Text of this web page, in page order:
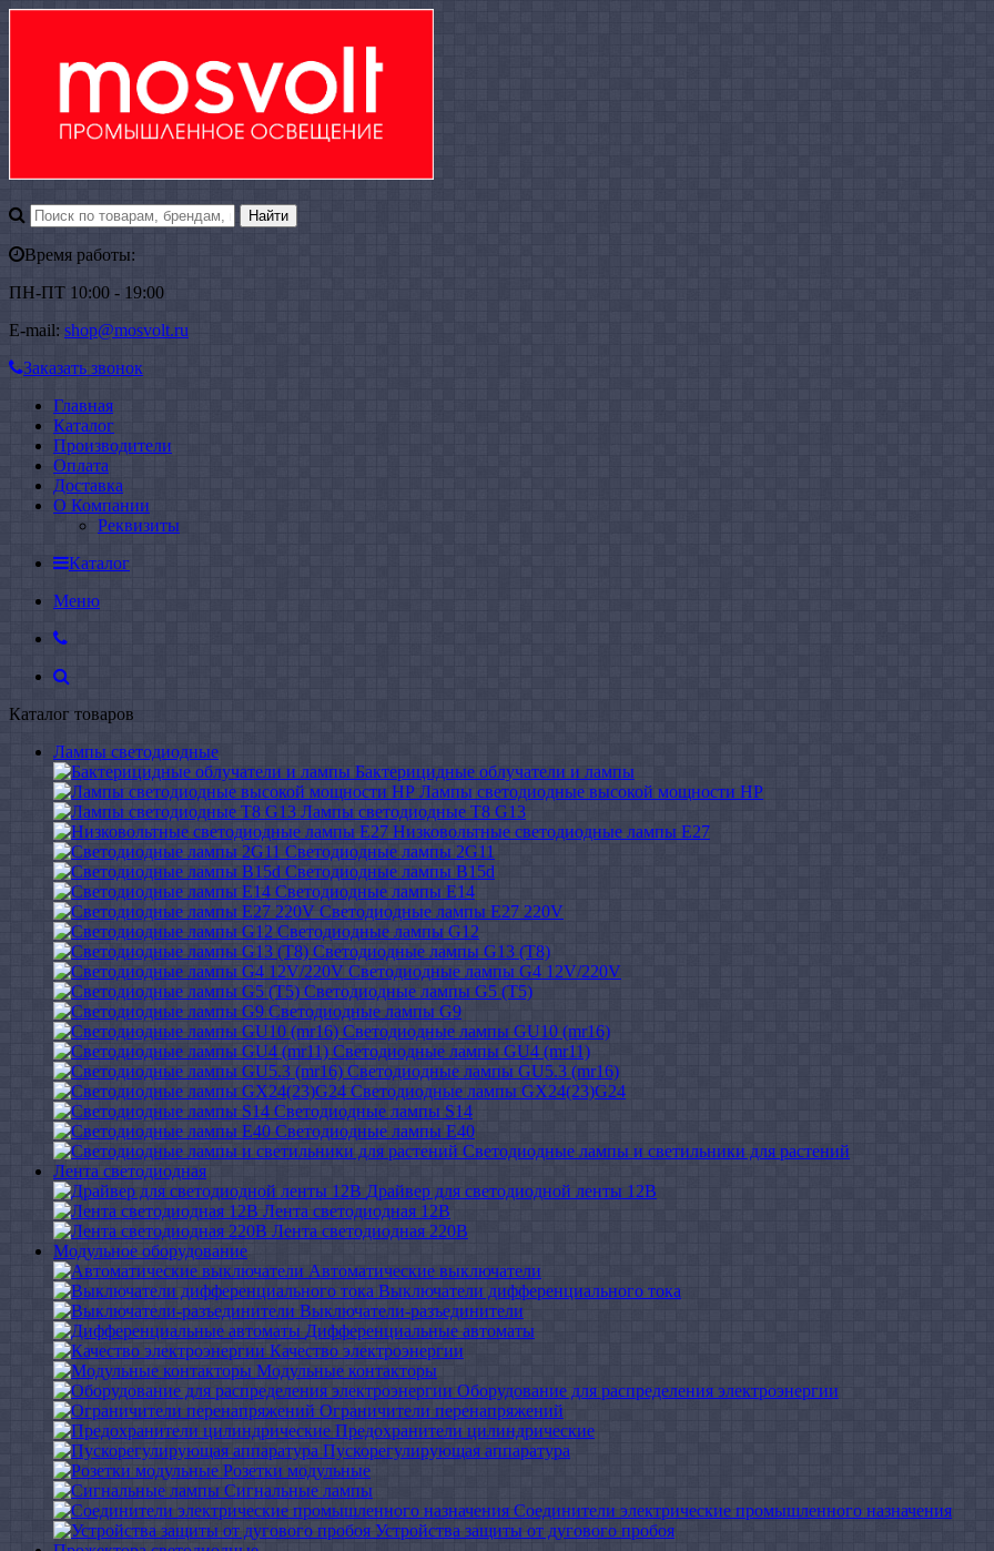
Время работы:
ПН-ПТ 10:00 - 19:00
E-mail: shop@mosvolt.ru
Заказать звонок
Главная
Каталог
Производители
Оплата
Доставка
О Компании
Реквизиты
Каталог
Меню
Каталог товаров
Лампы светодиодные
Бактерицидные облучатели и лампы
Лампы светодиодные высокой мощности HP
Лампы светодиодные Т8 G13
Низковольтные светодиодные лампы E27
Светодиодные лампы 2G11
Светодиодные лампы B15d
Светодиодные лампы E14
Светодиодные лампы E27 220V
Светодиодные лампы G12
Светодиодные лампы G13 (T8)
Светодиодные лампы G4 12V/220V
Светодиодные лампы G5 (T5)
Светодиодные лампы G9
Светодиодные лампы GU10 (mr16)
Светодиодные лампы GU4 (mr11)
Светодиодные лампы GU5.3 (mr16)
Светодиодные лампы GX24(23)G24
Светодиодные лампы S14
Светодиодные лампы Е40
Светодиодные лампы и светильники для растений
Лента светодиодная
Драйвер для светодиодной ленты 12В
Лента светодиодная 12В
Лента светодиодная 220В
Модульное оборудование
Автоматические выключатели
Выключатели дифференциального тока
Выключатели-разъединители
Дифференциальные автоматы
Качество электроэнергии
Модульные контакторы
Оборудование для распределения электроэнергии
Ограничители перенапряжений
Предохранители цилиндрические
Пускорегулирующая аппаратура
Розетки модульные
Сигнальные лампы
Соединители электрические промышленного назначения
Устройства защиты от дугового пробоя